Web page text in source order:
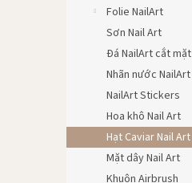
Folie NailArt
Sơn Nail Art
Đá NailArt cắt mặt
Nhãn nước NailArt
NailArt Stickers
Hoa khô Nail Art
Hạt Caviar Nail Art
Mặt dây Nail Art
Khuôn Airbrush